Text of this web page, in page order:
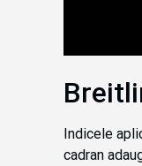
Indicele
cadran